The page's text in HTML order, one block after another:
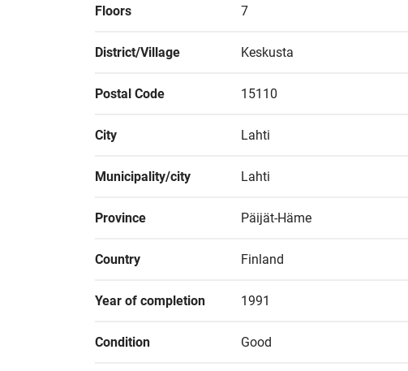
Floors 7
District/Village Keskusta
Postal Code 15110
City Lahti
Municipality/city Lahti
Province Päijät-Häme
Country Finland
Year of completion 1991
Condition Good